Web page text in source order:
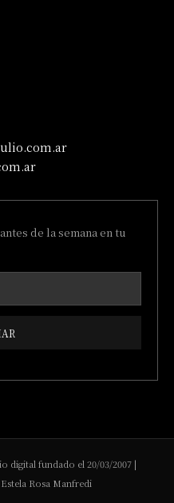
de la semana en tu
digital fundado el 20/03/2007 |
Rosa Manfredi